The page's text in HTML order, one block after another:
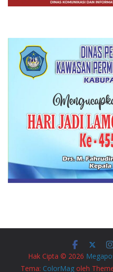
Hak Cipta © 2026
Tema: ColorMag oleh